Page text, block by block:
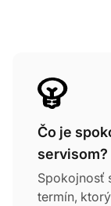
Čo je
servisom?
Spokojnosť
termín,